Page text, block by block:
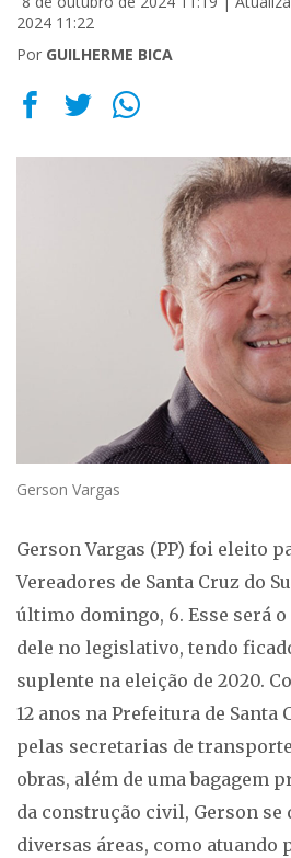
2024 11:22
Por GUILHERME BICA
Gerson Vargas
Gerson Vargas (PP) foi eleito
Vereadores de Santa Cruz do
último domingo, 6. Esse será
dele no legislativo, tendo
suplente na eleição de 2020.
12 anos na Prefeitura de Santa
pelas secretarias de
obras, além de uma bagagem
da construção civil, Gerson se
diversas áreas, como atuando